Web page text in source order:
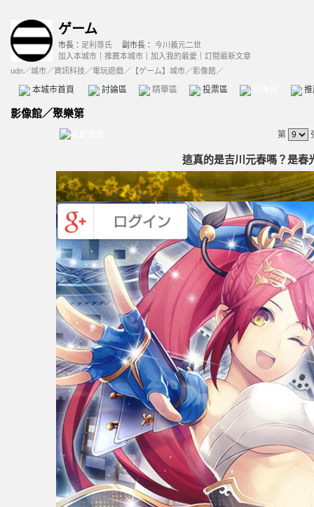
ゲーム
市長： 足利尊氏 副市長： 今川義元二世
加入本城市
推薦本城市 加入我的最愛
訂閱最新文章
udn／城市／資訊科技 ／電玩遊戲／ 【ゲーム】城市／影像館／
本城市首頁 討論區 精華區 投票區 影像館
影像館／聚樂第
第
這真的是吉川元春嗎？是春